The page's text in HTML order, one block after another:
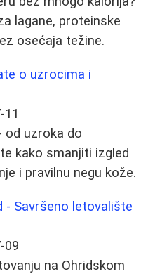
lagane, proteinske
osećaja težine.
o uzrocima i
11
od uzroka do
kako smanjiti izgled
i pravilnu negu kože.
- Savršeno letovalište
09
na Ohridskom